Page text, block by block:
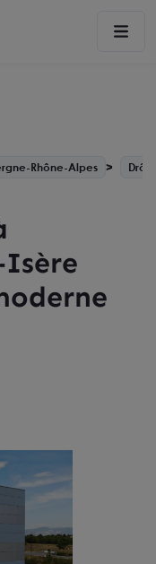
Rhône-Alpes
Isère